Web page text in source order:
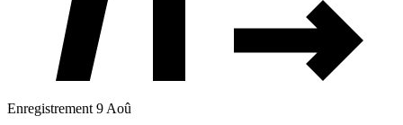
Enregistrement 9 Aoû